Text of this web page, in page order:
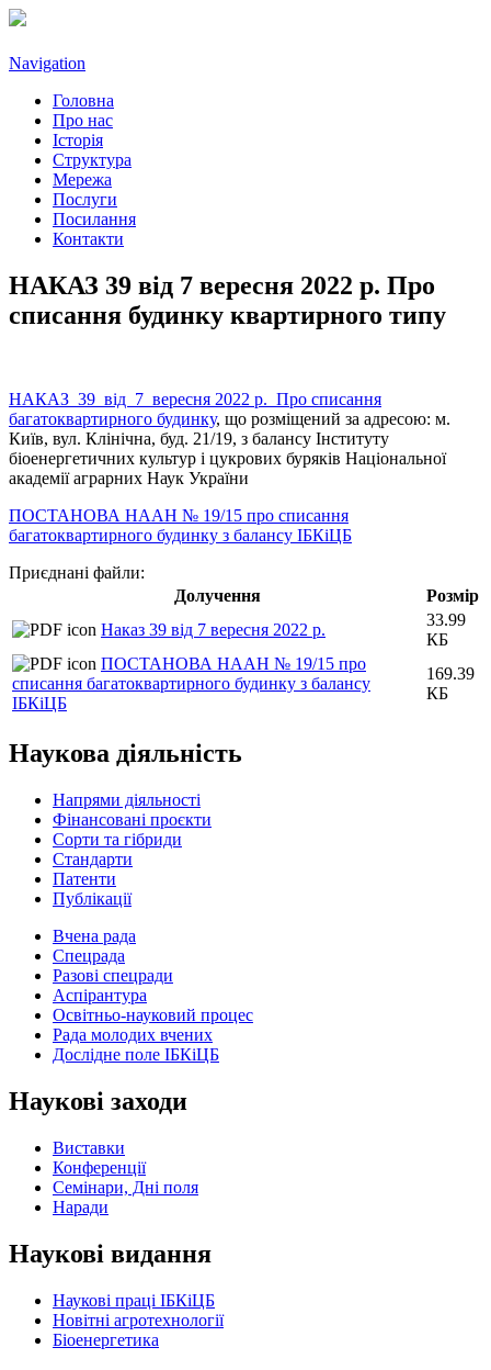
Navigation
Головна
Про нас
Історія
Структура
Мережа
Послуги
Посилання
Контакти
НАКАЗ 39 від 7 вересня 2022 р. Про
списання будинку квартирного типу
НАКАЗ 39 від 7 вересня 2022 р. Про списання
багатоквартирного будинку, що розміщений за адресою: м.
Київ, вул. Клінічна, буд. 21/19, з балансу Інституту
біоенергетичних культур і цукрових буряків Національної
академії аграрних Наук України
ПОСТАНОВА НААН № 19/15 про списання
багатоквартирного будинку з балансу ІБКіЦБ
Приєднані файли:
Долучення
Розмір
Наказ 39 від 7 вересня 2022 р.
33.99
КБ
ПОСТАНОВА НААН № 19/15 про
списання багатоквартирного будинку з балансу
ІБКіЦБ
169.39
КБ
Наукова діяльність
Напрями діяльності
Фінансовані проєкти
Сорти та гібриди
Стандарти
Патенти
Публікації
Вчена рада
Спецрада
Разові спецради
Аспірантура
Освітньо-науковий процес
Рада молодих вчених
Дослідне поле ІБКіЦБ
Наукові заходи
Виставки
Конференції
Семінари, Дні поля
Наради
Наукові видання
Наукові праці ІБКіЦБ
Новітні агротехнології
Бiоенергетика